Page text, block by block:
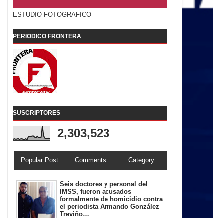
ESTUDIO FOTOGRAFICO
PERIODICO FRONTERA
SUSCRIPTORES
2,303,523
Popular Post Comments Category
Seis doctores y personal del
IMSS, fueron acusados
formalmente de homicidio contra
el periodista Armando González
Treviño…